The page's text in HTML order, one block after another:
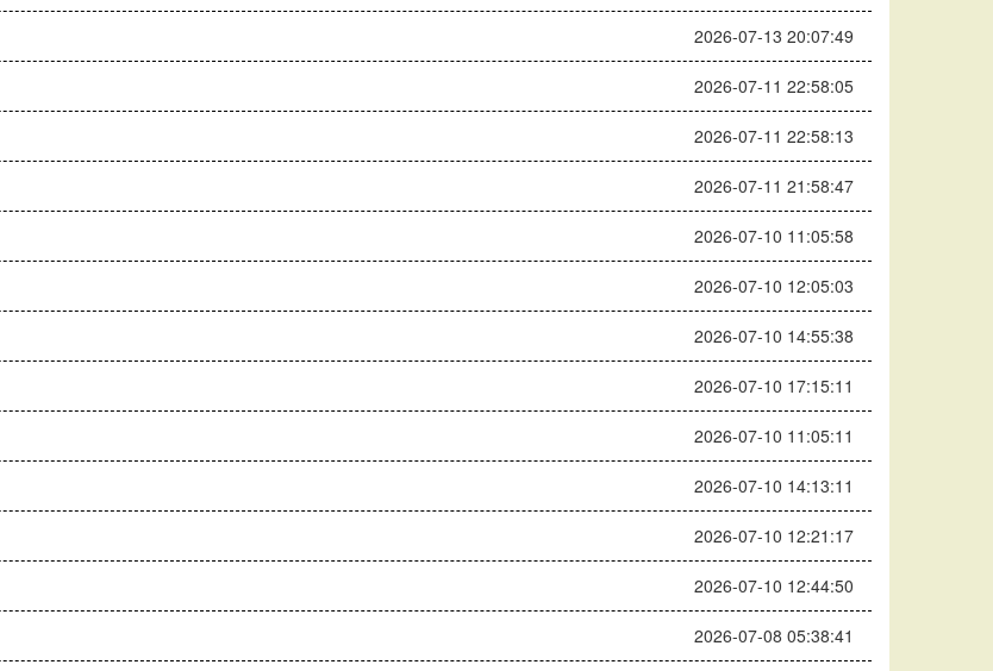
2026-07-13 20:07:49
2026-07-11 22:58:05
2026-07-11 22:58:13
2026-07-11 21:58:47
2026-07-10 11:05:58
2026-07-10 12:05:03
2026-07-10 14:55:38
2026-07-10 17:15:11
2026-07-10 11:05:11
2026-07-10 14:13:11
2026-07-10 12:21:17
2026-07-10 12:44:50
2026-07-08 05:38:41